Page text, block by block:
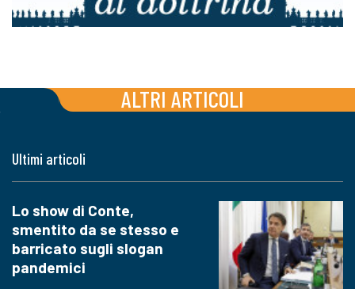
ALTRI ARTICOLI
Ultimi articoli
Lo show di Conte,
smentito da se stesso e
barricato sugli slogan
pandemici